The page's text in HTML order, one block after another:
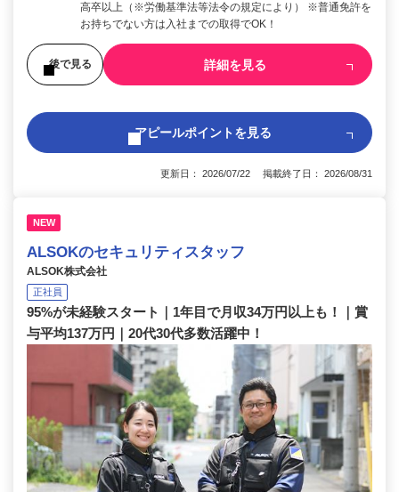
高卒以上（※労働基準法等法令の規定により） ※普通免許を
お持ちでない方は入社までの取得でOK！
後で見る 詳細を見る
アピールポイントを見る
更新日： 2026/07/22 掲載終了日： 2026/08/31
NEW
ALSOKのセキュリティスタッフ
ALSOK株式会社
正社員
95%が未経験スタート｜1年目で月収34万円以上も！｜賞
与平均137万円｜20代30代多数活躍中！